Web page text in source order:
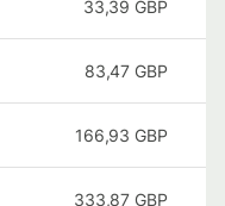
33,39 GBP
83,47 GBP
166,93 GBP
333,87 GBP